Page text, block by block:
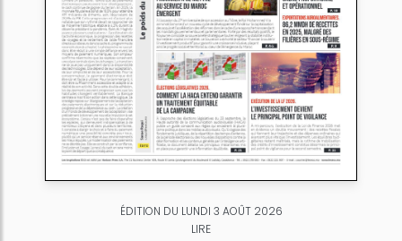
ÉDITION DU LUNDI 3 AOÛT 2026
LIRE